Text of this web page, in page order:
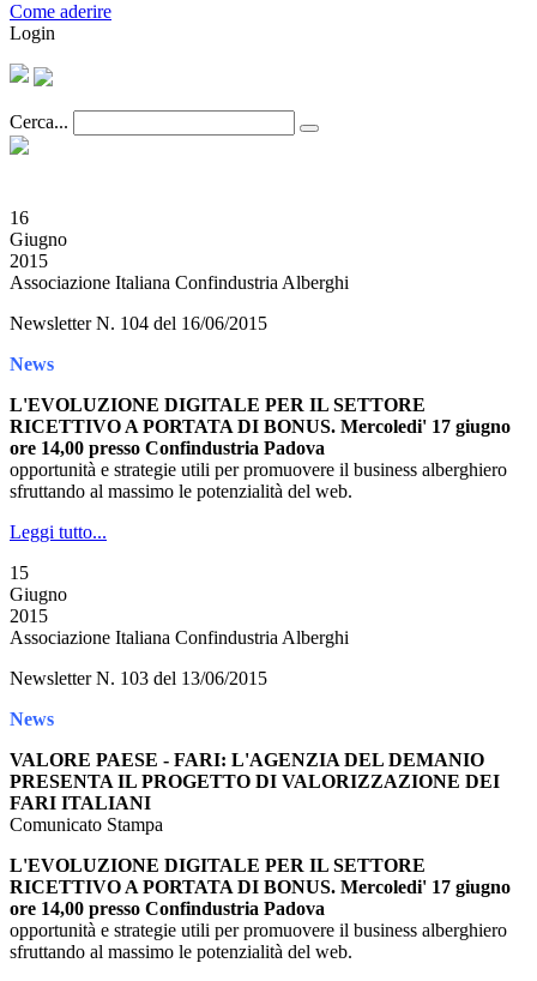
Come aderire
Login
Cerca...
16
Giugno
2015
Associazione Italiana Confindustria Alberghi
Newsletter N. 104 del 16/06/2015
News
L'EVOLUZIONE DIGITALE PER IL SETTORE
RICETTIVO A PORTATA DI BONUS. Mercoledi' 17 giugno
ore 14,00 presso Confindustria Padova
opportunità e strategie utili per promuovere il business alberghiero
sfruttando al massimo le potenzialità del web.
Leggi tutto...
15
Giugno
2015
Associazione Italiana Confindustria Alberghi
Newsletter N. 103 del 13/06/2015
News
VALORE PAESE - FARI: L'AGENZIA DEL DEMANIO
PRESENTA IL PROGETTO DI VALORIZZAZIONE DEI
FARI ITALIANI
Comunicato Stampa
L'EVOLUZIONE DIGITALE PER IL SETTORE
RICETTIVO A PORTATA DI BONUS. Mercoledi' 17 giugno
ore 14,00 presso Confindustria Padova
opportunità e strategie utili per promuovere il business alberghiero
sfruttando al massimo le potenzialità del web.